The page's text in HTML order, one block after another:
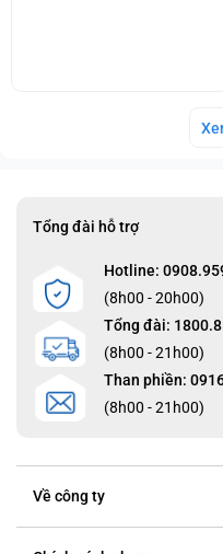
Tổng đài hỗ trợ
Hotline:
(8h00 - 20h00)
Tổng đài:
(8h00 - 21h00)
Than phiền:
(8h00 - 21h00)
Về công ty